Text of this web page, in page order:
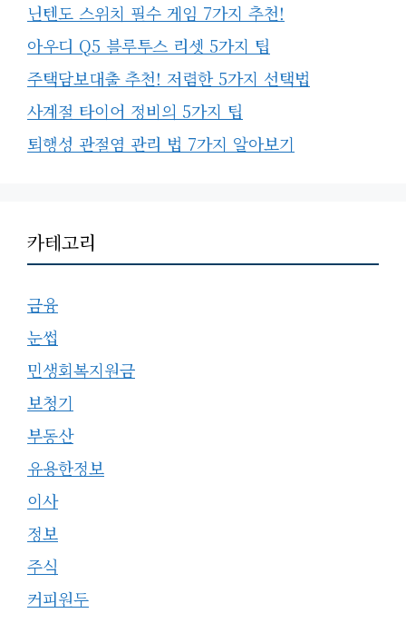
닌텐도 스위치 필수 게임 7가지 추천!
아우디 Q5 블루투스 리셋 5가지 팁
주택담보대출 추천! 저렴한 5가지 선택법
사계절 타이어 정비의 5가지 팁
퇴행성 관절염 관리 법 7가지 알아보기
카테고리
금융
눈썹
민생회복지원금
보청기
부동산
유용한정보
이사
정보
주식
커피원두